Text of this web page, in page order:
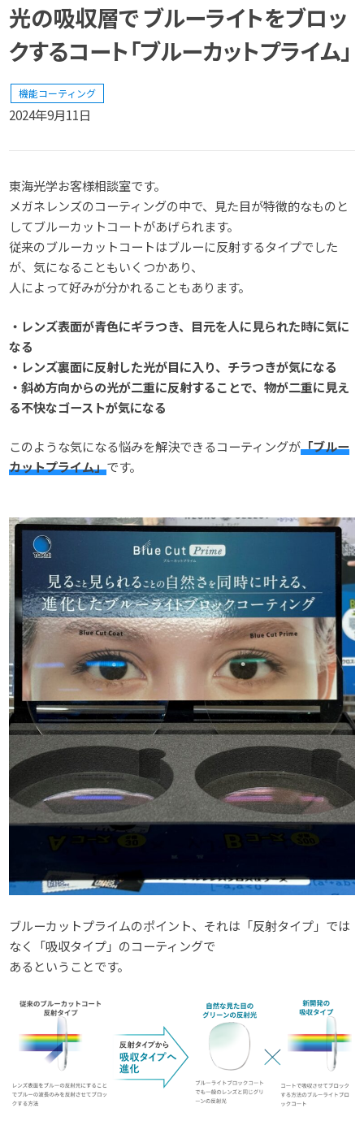
光の吸収層で ブルーライトをブロッ
クするコート「ブルーカットプライム」
機能コーティング
2024年9月11日
東海光学お客様相談室です。
メガネレンズのコーティングの中で、見た目が特徴的なものと
してブルーカットコートがあげられます。
従来のブルーカットコートはブルーに反射するタイプでした
が、気になることもいくつかあり、
人によって好みが分かれることもあります。
・レンズ表面が青色にギラつき、目元を人に見られた時に気に
なる
・レンズ裏面に反射した光が目に入り、チラつきが気になる
・斜め方向からの光が二重に反射することで、物が二重に見え
る不快なゴーストが気になる
このような気になる悩みを解決できるコーティングが「ブルー
カットプライム」です。
ブルーカットプライムのポイント、それは「反射タイプ」では
なく「吸収タイプ」のコーティングで
あるということです。